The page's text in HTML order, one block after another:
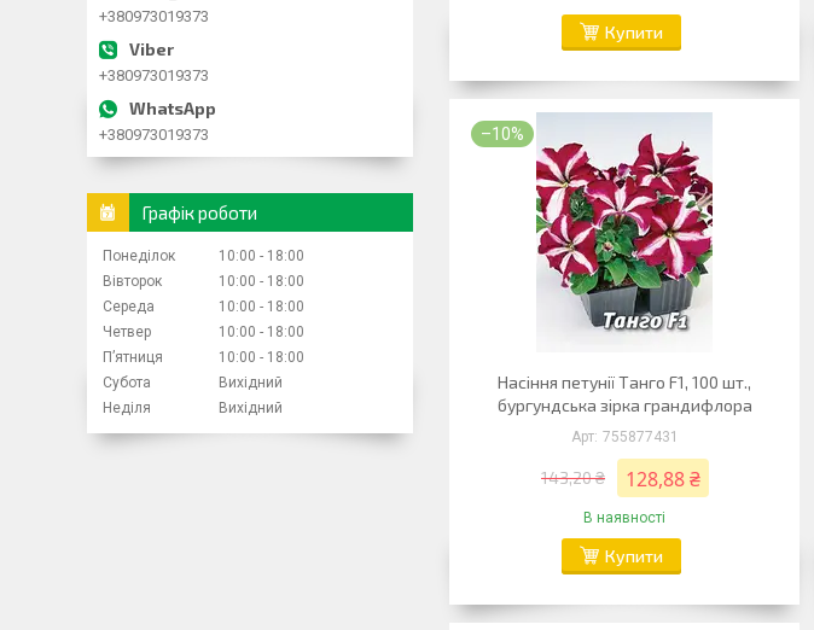
Купити
–10%
Насіння петунії Танго F1, 100 шт.,
бургундська зірка грандифлора
755877431
143,20 ₴ 128,88 ₴
В наявності
Купити
+380973019373
+380973019373
+380973019373
Графік роботи
Понеділок 10:00
18:00
Вівторок
10:00
18:00
Середа
10:00
18:00
Четвер
10:00
18:00
Пʼятниця
10:00
18:00
Субота
Вихідний
Неділя
Вихідний